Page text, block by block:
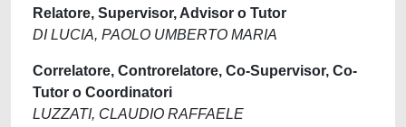
Relatore, Supervisor, Advisor o Tutor
DI LUCIA, PAOLO UMBERTO MARIA
Correlatore, Controrelatore, Co-Supervisor, Co-
Tutor o Coordinatori
LUZZATI, CLAUDIO RAFFAELE